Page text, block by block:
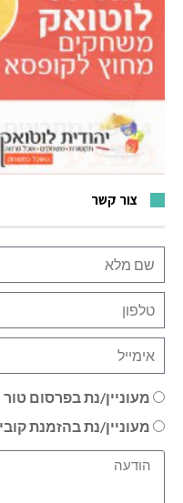
צור קשר
מעוניין/נת בפרסום טור
מעוניין/נת בהזמנת